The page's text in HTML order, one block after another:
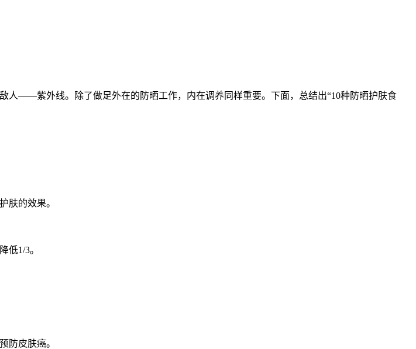
人——紫外线。除了做足外在的防晒工作，内在调养同样重要。下面，总结出“10种防晒护肤食
肤的效果。
低1/3。
防皮肤癌。